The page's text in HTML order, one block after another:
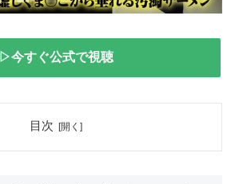
▷今すぐ公式で視聴
目次